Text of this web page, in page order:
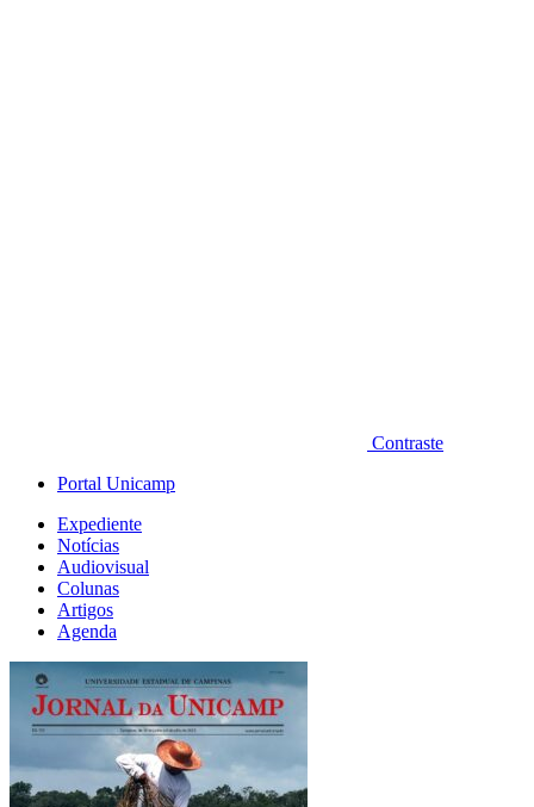
Contraste
Portal Unicamp
Expediente
Notícias
Audiovisual
Colunas
Artigos
Agenda